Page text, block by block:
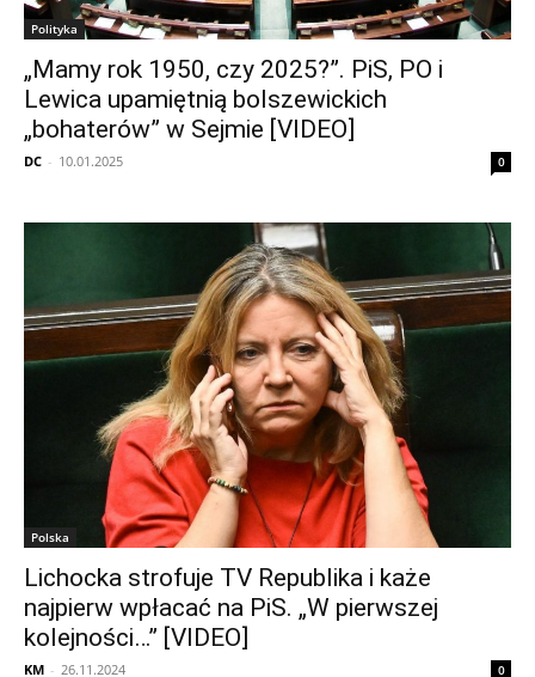
Polityka
„Mamy rok 1950, czy 2025?”. PiS, PO i
Lewica upamiętnią bolszewickich
„bohaterów” w Sejmie [VIDEO]
DC - 10.01.2025 0
Polska
Lichocka strofuje TV Republika i każe
najpierw wpłacać na PiS. „W pierwszej
kolejności…” [VIDEO]
KM - 26.11.2024 0